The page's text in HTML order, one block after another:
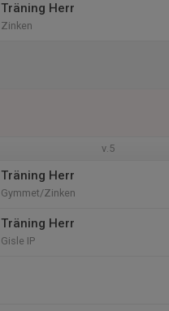
Träning Herr
Zinken
v.5
Träning Herr
Gymmet/Zinken
Träning Herr
Gisle IP